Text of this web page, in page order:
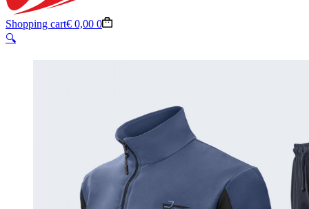
Shopping cart€ 0,00 0
🔍